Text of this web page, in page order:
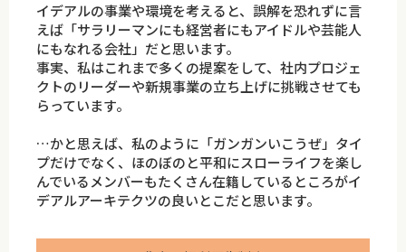
イデアルの事業や環境を考えると、誤解を恐れずに言
えば「サラリーマンにも経営者にもアイドルや芸能人
にもなれる会社」だと思います。
事実、私はこれまで多くの提案をして、社内プロジェ
クトのリーダーや新規事業の立ち上げに挑戦させても
らっています。
…かと思えば、私のように「ガンガンいこうぜ」タイ
プだけでなく、ほのぼのと平和にスローライフを楽し
んでいるメンバーもたくさん在籍しているところがイ
デアルアーキテクツの良いとこだと思います。